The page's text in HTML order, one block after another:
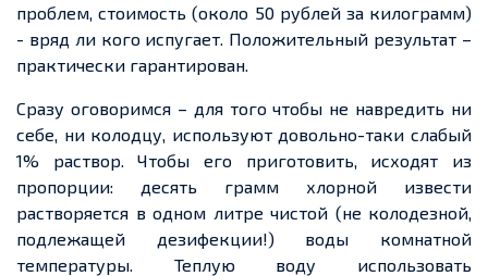
проблем, стоимость (около 50 рублей за килограмм)
- вряд ли кого испугает. Положительный результат –
практически гарантирован.
Сразу оговоримся – для того чтобы не навредить ни
себе, ни колодцу, используют довольно-таки слабый
1% раствор. Чтобы его приготовить, исходят из
пропорции: десять грамм хлорной извести
растворяется в одном литре чистой (не колодезной,
подлежащей дезифекции!) воды комнатной
температуры. Теплую воду использовать